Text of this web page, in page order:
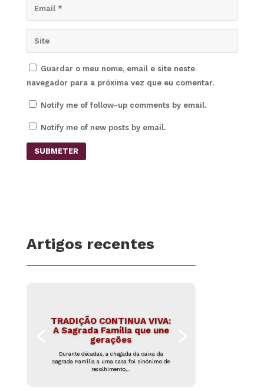
Guardar o meu nome, email e site neste
navegador para a próxima vez que eu comentar.
Notify me of follow-up comments by email.
Notify me of new posts by email.
SUBMETER
Artigos recentes
TRADIÇÃO CONTINUA VIVA:
A Sagrada Família que une
gerações
Durante décadas, a chegada da caixa da
Sagrada Família a uma casa foi sinónimo de
recolhimento,...